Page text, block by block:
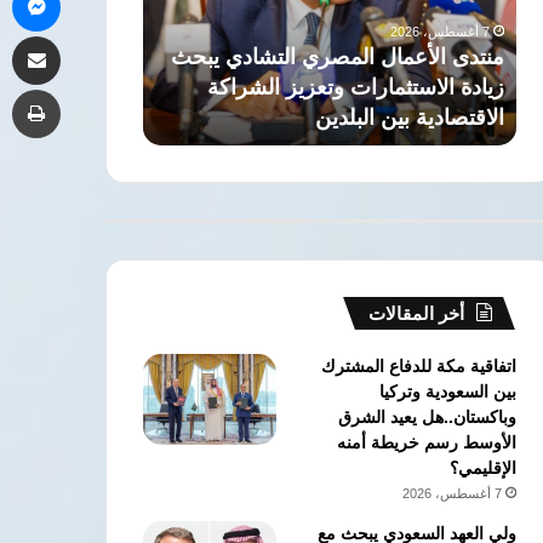
زيادة
الاستثمارات
وتعزيز
الشراكة
الاقتصادية
بين
7 أغسطس، 2026
منتدى الأعمال المصري التشادي يبحث
زيادة الاستثمارات وتعزيز الشراكة
الاقتصادية بين البلدين
المبكر
السرطان
المزمنة
للكشف
المزمنة
أخر المقالات
اتفاقية مكة للدفاع المشترك
بين السعودية وتركيا
وباكستان..هل يعيد الشرق
الأوسط رسم خريطة أمنه
الإقليمي؟
7 أغسطس، 2026
ولي العهد السعودي يبحث مع